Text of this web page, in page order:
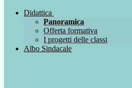
Didattica
Panoramica
Offerta formativa
I progetti delle classi
Albo Sindacale